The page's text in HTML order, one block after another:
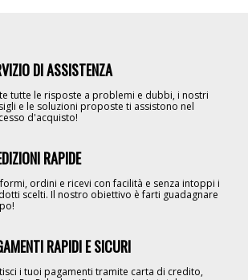
DI ASSISTENZA
tutte le risposte a problemi e dubbi, i nostri
e le soluzioni proposte ti assistono nel
d'acquisto!
RAPIDE
ordini e ricevi con facilità e senza intoppi i
scelti. Il nostro obiettivo è farti guadagnare
RAPIDI E SICURI
i tuoi pagamenti tramite carta di credito,